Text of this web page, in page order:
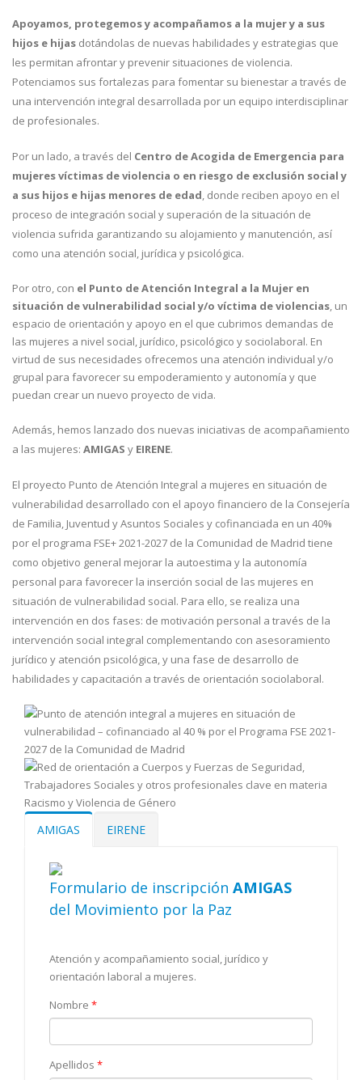
Apoyamos, protegemos y acompañamos a la mujer y a sus
hijos e hijas dotándolas de nuevas habilidades y estrategias que
les permitan afrontar y prevenir situaciones de violencia.
Potenciamos sus fortalezas para fomentar su bienestar a través de
una intervención integral desarrollada por un equipo interdisciplinar
de profesionales.
Por un lado, a través del Centro de Acogida de Emergencia para
mujeres víctimas de violencia o en riesgo de exclusión social y
a sus hijos e hijas menores de edad , donde reciben apoyo en el
proceso de integración social y superación de la situación de
violencia sufrida garantizando su alojamiento y manutención, así
como una atención social, jurídica y psicológica.
Por otro, con el Punto de Atención Integral a la Mujer en
situación de vulnerabilidad social y/o víctima de violencias , un
espacio de orientación y apoyo en el que cubrimos demandas de
las mujeres a nivel social, jurídico, psicológico y sociolaboral. En
virtud de sus necesidades ofrecemos una atención individual y/o
grupal para favorecer su empoderamiento y autonomía y que
puedan crear un nuevo proyecto de vida.
Además, hemos lanzado dos nuevas iniciativas de acompañamiento
a las mujeres: AMIGAS y EIRENE.
El proyecto Punto de Atención Integral a mujeres en situación de
vulnerabilidad desarrollado con el apoyo financiero de la Consejería
de Familia, Juventud y Asuntos Sociales y cofinanciada en un 40%
por el programa FSE+ 2021-2027 de la Comunidad de Madrid tiene
como objetivo general mejorar la autoestima y la autonomía
personal para favorecer la inserción social de las mujeres en
situación de vulnerabilidad social. Para ello, se realiza una
intervención en dos fases: de motivación personal a través de la
intervención social integral complementando con asesoramiento
jurídico y atención psicológica, y una fase de desarrollo de
habilidades y capacitación a través de orientación sociolaboral.
AMIGAS EIRENE
Formulario de inscripción AMIGAS
del Movimiento por la Paz
Atención y acompañamiento social, jurídico y
orientación laboral a mujeres.
Nombre *
Apellidos *